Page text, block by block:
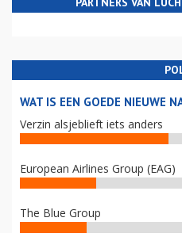
WAT IS EEN GOEDE NIEUWE
Verzin alsjeblieft iets anders
European Airlines Group (EAG)
The Blue Group